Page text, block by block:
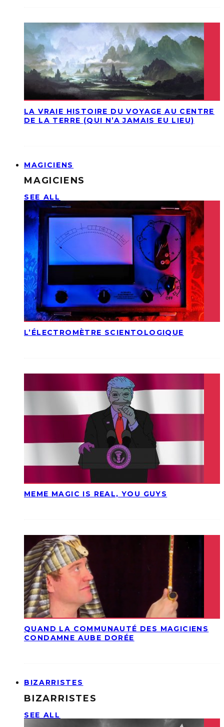
LA VRAIE HISTOIRE DU VOYAGE AU CENTRE
DE LA TERRE (QUI N’A JAMAIS EU LIEU)
MAGICIENS
MAGICIENS
SEE ALL
L’ÉLECTROMÈTRE SCIENTOLOGIQUE
MEME MAGIC IS REAL, YOU GUYS
QUAND LA COMMUNAUTÉ DES MAGICIENS
CONDAMNE AUBE DORÉE
BIZARRISTES
BIZARRISTES
SEE ALL